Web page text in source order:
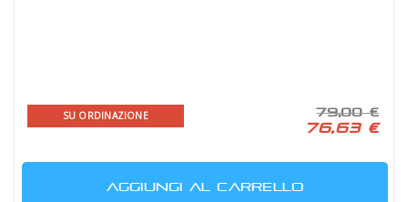
SU ORDINAZIONE 79,00 €
76,63 €
AGGIUNGI AL CARRELLO